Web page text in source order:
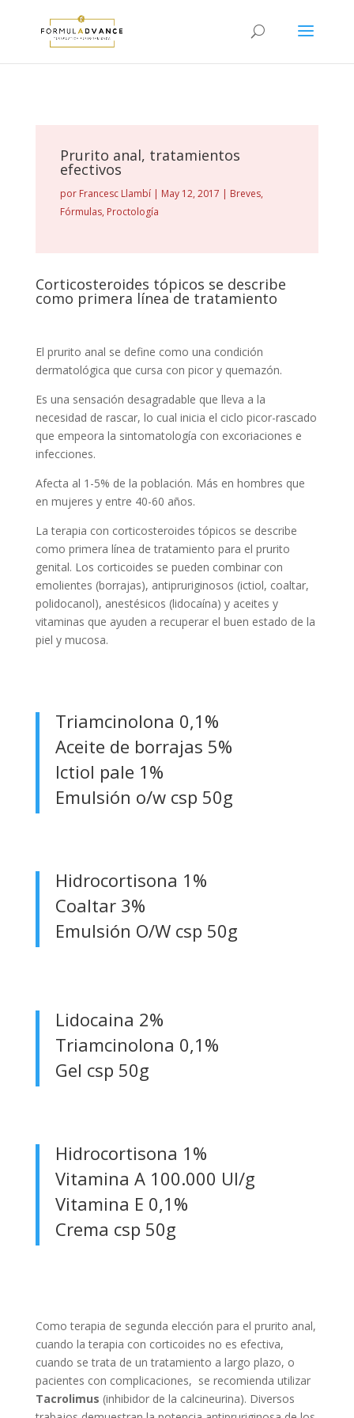
Prurito anal, tratamientos
efectivos
por Francesc Llambí| May 12, 2017 | Breves,
Fórmulas, Proctología
Corticosteroides tópicos se describe
como primera línea de tratamiento
El prurito anal se define como una condición
dermatológica que cursa con picor y quemazón.
Es una sensación desagradable que lleva a la
necesidad de rascar, lo cual inicia el ciclo picor-rascado
que empeora la sintomatología con excoriaciones e
infecciones.
Afecta al 1-5% de la población. Más en hombres que
en mujeres y entre 40-60 años.
La terapia con corticosteroides tópicos se describe
como primera línea de tratamiento para el prurito
genital. Los corticoides se pueden combinar con
emolientes (borrajas), antipruriginosos (ictiol, coaltar,
polidocanol), anestésicos (lidocaína) y aceites y
vitaminas que ayuden a recuperar el buen estado de la
piel y mucosa.
Triamcinolona 0,1%
Aceite de borrajas 5%
Ictiol pale 1%
Emulsión o/w csp 50g
Hidrocortisona 1%
Coaltar 3%
Emulsión O/W csp 50g
Lidocaina 2%
Triamcinolona 0,1%
Gel csp 50g
Hidrocortisona 1%
Vitamina A 100.000 UI/g
Vitamina E 0,1%
Crema csp 50g
Como terapia de segunda elección para el prurito anal,
cuando la terapia con corticoides no es efectiva,
cuando se trata de un tratamiento a largo plazo, o
pacientes con complicaciones, se recomienda utilizar
Tacrolimus (inhibidor de la calcineurina). Diversos